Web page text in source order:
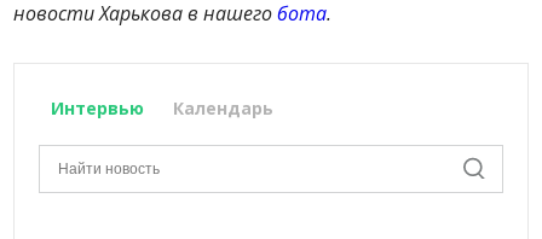
новости Харькова в нашегобота.
Интервью Календарь